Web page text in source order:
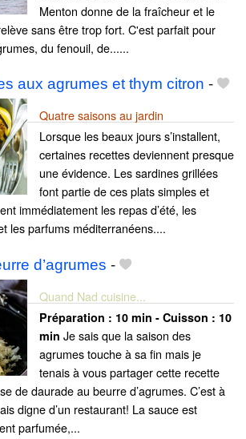
Menton donne de la fraîcheur et le
sans être trop fort. C'est parfait pour
du fenouil, de......
aux agrumes et thym citron -
Quatre saisons au jardin
Lorsque les beaux jours s’installent,
certaines recettes deviennent presque
une évidence. Les sardines grillées
font partie de ces plats simples et
immédiatement les repas d’été, les
les parfums méditerranéens....
d’agrumes -
Quand Nad cuisine...
Préparation : 10 min - Cuisson : 10
min Je sais que la saison des
agrumes touche à sa fin mais je
tenais à vous partager cette recette
de daurade au beurre d’agrumes. C’est à
digne d’un restaurant! La sauce est
parfumée,...